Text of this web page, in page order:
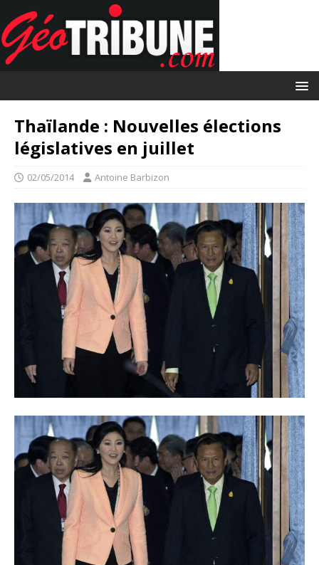
Thaïlande : Nouvelles élections
législatives en juillet
02/05/2014 Antoine Barbizon